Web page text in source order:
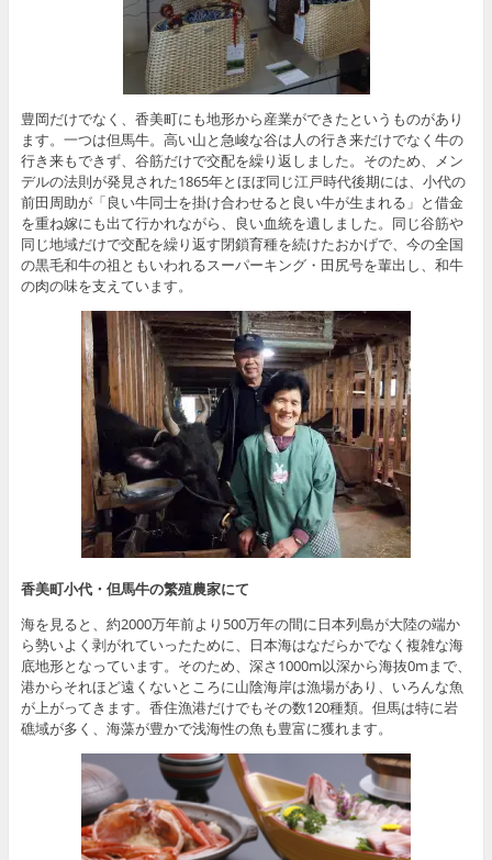
豊岡だけでなく、香美町にも地形から産業ができたというものがあり
ます。一つは但馬牛。高い山と急峻な谷は人の行き来だけでなく牛の
行き来もできず、谷筋だけで交配を繰り返しました。そのため、メン
デルの法則が発見された1865年とほぼ同じ江戸時代後期には、小代の
前田周助が「良い牛同士を掛け合わせると良い牛が生まれる」と借金
を重ね嫁にも出て行かれながら、良い血統を遺しました。同じ谷筋や
同じ地域だけで交配を繰り返す閉鎖育種を続けたおかげで、今の全国
の黒毛和牛の祖ともいわれるスーパーキング・田尻号を輩出し、和牛
の肉の味を支えています。
香美町小代・但馬牛の繁殖農家にて
海を見ると、約2000万年前より500万年の間に日本列島が大陸の端か
ら勢いよく剥がれていったために、日本海はなだらかでなく複雑な海
底地形となっています。そのため、深さ1000m以深から海抜0mまで、
港からそれほど遠くないところに山陰海岸は漁場があり、いろんな魚
が上がってきます。香住漁港だけでもその数120種類。但馬は特に岩
礁域が多く、海藻が豊かで浅海性の魚も豊富に獲れます。